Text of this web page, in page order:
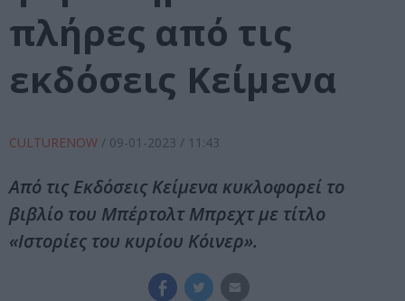
πλήρες από τις
εκδόσεις Κείμενα
CULTURENOW / 09-01-2023 / 11:43
Από τις Εκδόσεις Κείμενα κυκλοφορεί το
βιβλίο του Μπέρτολτ Μπρεχτ με τίτλο
«Ιστορίες του κυρίου Κόινερ».